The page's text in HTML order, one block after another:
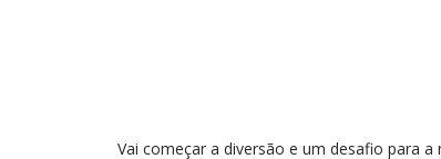
Vai começar a diversão e um desafio para